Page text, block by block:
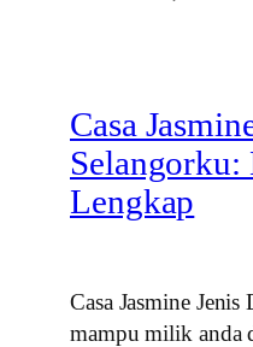
Casa
Selangorku:
Lengkap
Casa Jasmine
mampu milik anda